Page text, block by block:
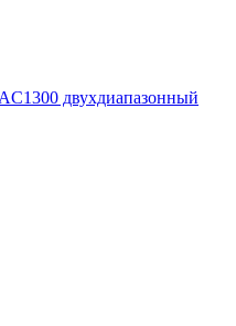
двухдиапазонный